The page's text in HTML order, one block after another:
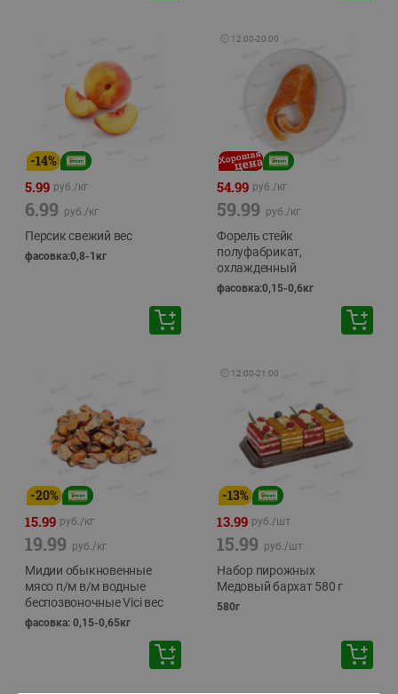
-14%
5.99 руб./кг
6.99 руб./кг
Персик свежий вес
фасовка:0,8-1кг
🕘 12:00-20:00
54.99 руб./кг
59.99 руб./кг
Форель стейк
полуфабрикат,
охлажденный
фасовка:0,15-0,6кг
-20%
15.99 руб./кг
19.99 руб./кг
Мидии обыкновенные
мясо п/м в/м водные
беспозвоночные Vici вес
фасовка: 0,15-0,65кг
🕘 12:00-21:00
-13%
13.99 руб./шт
15.99 руб./шт
Набор пирожных
Медовый бархат 580 г
580г